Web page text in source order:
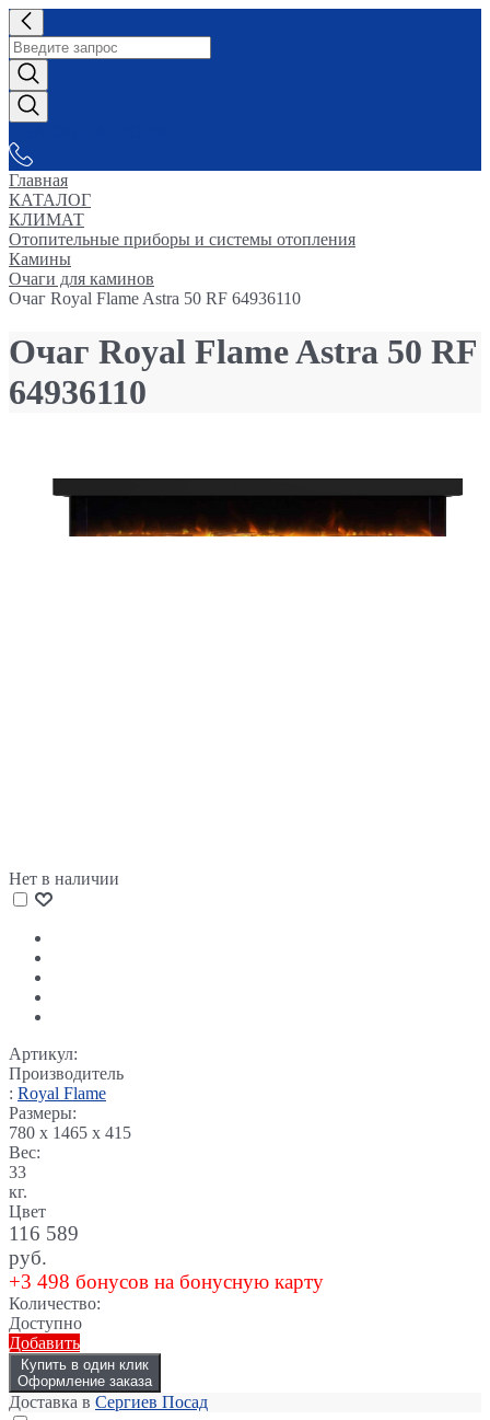
Главная
КАТАЛОГ
КЛИМАТ
Отопительные приборы и системы отопления
Камины
Очаги для каминов
Очаг Royal Flame Astra 50 RF 64936110
Очаг Royal Flame Astra 50 RF
64936110
Нет в наличии
Артикул:
Производитель
: Royal Flame
Размеры:
780 x 1465 x 415
Вес:
33
кг.
Цвет
116 589
руб.
+3 498 бонусов на бонусную карту
Количество:
Доступно
Добавить
Купить в один клик
Оформление заказа
Доставка в Сергиев Посад